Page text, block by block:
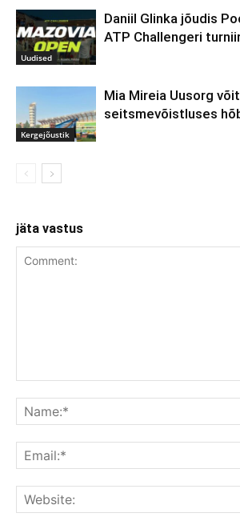
Uudised
Daniil Glinka jõudis
ATP Challengeri
Kergejõustik
Mia Mireia Uusorg
seitsmevõistluses
jäta vastus